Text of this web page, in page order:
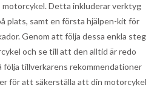
motorcykel. Detta inkluderar verktyg
plats, samt en första hjälpen-kit för
Genom att följa dessa enkla steg
och se till att den alltid är redo
tillverkarens rekommendationer
för att säkerställa att din motorcykel